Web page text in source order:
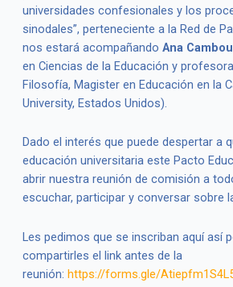
universidades confesionales y los
sinodales”, perteneciente a la Red de
nos estará acompañando Ana
en Ciencias de la Educación y
Filosofía, Magister en Educación en la
University, Estados Unidos).
Dado el interés que puede despertar a
educación universitaria este Pacto
abrir nuestra reunión de comisión a
escuchar, participar y conversar sobre
Les pedimos que se inscriban aquí así
compartirles el link antes de la
reunión: https://forms.gle/